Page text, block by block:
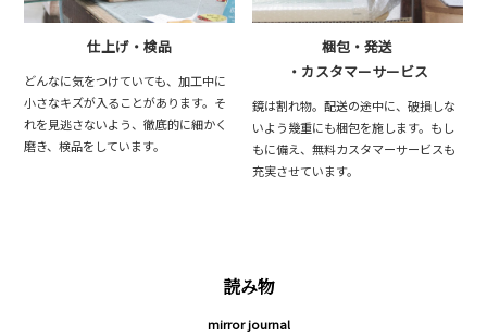
仕上げ・検品
どんなに気をつけていても、加工中に
小さなキズが入ることがあります。そ
れを見逃さないよう、徹底的に細かく
磨き、検品をしています。
梱包・発送
・カスタマーサービス
鏡は割れ物。配送の途中に、破損しな
いよう幾重にも梱包を施します。もし
もに備え、無料カスタマーサービスも
充実させています。
読み物
mirror journal